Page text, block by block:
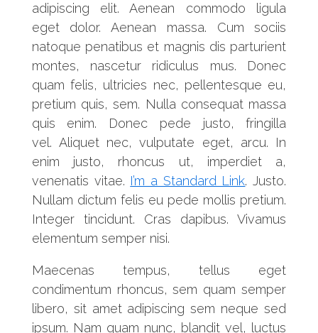
adipiscing elit. Aenean commodo ligula
eget dolor. Aenean massa. Cum sociis
natoque penatibus et magnis dis parturient
montes, nascetur ridiculus mus. Donec
quam felis, ultricies nec, pellentesque eu,
pretium quis, sem. Nulla consequat massa
quis enim. Donec pede justo, fringilla
vel. Aliquet nec, vulputate eget, arcu. In
enim justo, rhoncus ut, imperdiet a,
venenatis vitae. I’m a Standard Link. Justo.
Nullam dictum felis eu pede mollis pretium.
Integer tincidunt. Cras dapibus. Vivamus
elementum semper nisi.
Maecenas tempus, tellus eget
condimentum rhoncus, sem quam semper
libero, sit amet adipiscing sem neque sed
ipsum. Nam quam nunc, blandit vel, luctus